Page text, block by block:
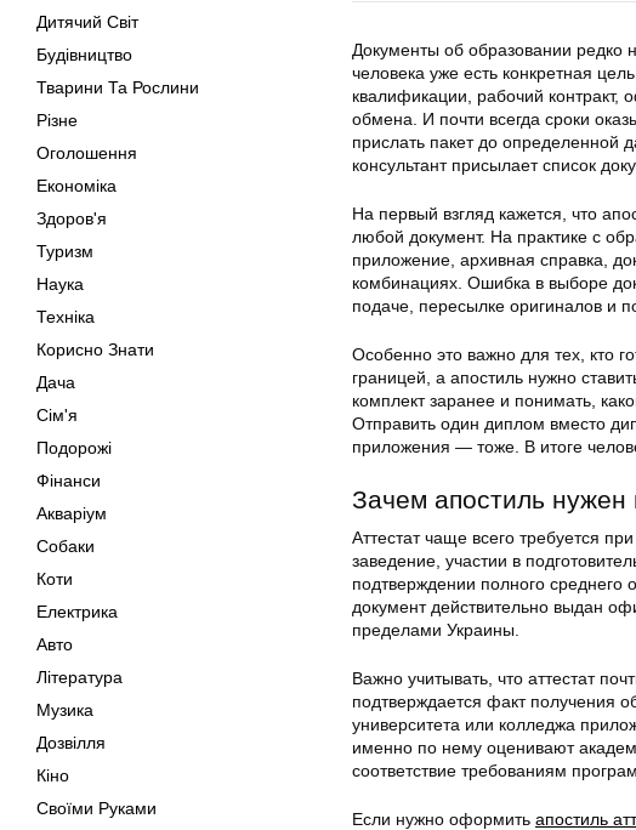
Дитячий Світ
Будівництво
Тварини Та Рослини
Різне
Оголошення
Економіка
Здоров'я
Туризм
Наука
Техніка
Корисно Знати
Дача
Сім'я
Подорожі
Фінанси
Акваріум
Собаки
Коти
Електрика
Авто
Література
Музика
Дозвілля
Кіно
Своїми Руками
Документы об образовании редко
человека уже есть конкретная
квалификации, рабочий
обмена. И почти всегда сроки
прислать пакет до определенной
консультант присылает список
На первый взгляд кажется, что
любой документ. На практике с
приложение, архивная справка,
комбинациях. Ошибка в выборе
подаче, пересылке оригиналов и
Особенно это важно для тех, кто
границей, а апостиль нужно
комплект заранее и понимать,
Отправить один диплом вместо
приложения — тоже. В итоге
Зачем апостиль нужен
Аттестат чаще всего требуется
заведение, участии в
подтверждении полного среднего
документ действительно выдан
пределами Украины.
Важно учитывать, что аттестат
подтверждается факт получения
университета или колледжа
именно по нему оценивают
соответствие требованиям
Если нужно оформить апостиль